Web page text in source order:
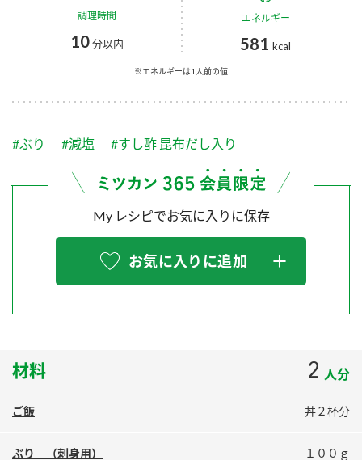
スープ 中華
ふりかけ おすしの素
炊き込みご飯の素 米飯用調味液
つゆ
PIN印
スペシャルサイト
お酢を知ろう！
ぽん酢サワー
ミツカンのCM
企業理念
ミツカンの歴史
ミツカンを知る
環境への取り組み
ZENB initiative
MIM（ミツカンミュージアム）
各部門が大切にしていること
キッザニア東京「ぽん酢工房」
販売終了製品のご案内
よくあるご質問
地図から取り扱い店舗を探す
調理時間
10分以内
エネルギー
581 kcal
※エネルギーは1人前の値
#ぶり #減塩 #すし酢 昆布だし入り
My レシピでお気に入りに保存
お気に入りに追加
材料 2 人分
ご飯 丼２杯分
ぶり （刺身用） １００ｇ